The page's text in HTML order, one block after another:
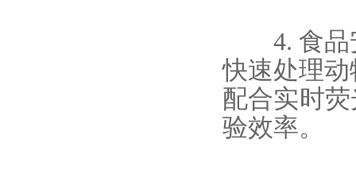
4. 食品
快速处理
配合实时
验效率。